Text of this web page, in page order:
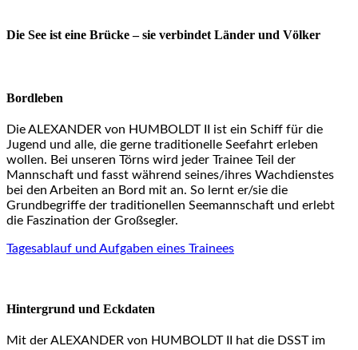
Die See ist eine Brücke – sie verbindet Länder und Völker
Bordleben
Die ALEXANDER von HUMBOLDT II ist ein Schiff für die
Jugend und alle, die gerne traditionelle Seefahrt erleben
wollen. Bei unseren Törns wird jeder Trainee Teil der
Mannschaft und fasst während seines/ihres Wachdienstes
bei den Arbeiten an Bord mit an. So lernt er/sie die
Grundbegriffe der traditionellen Seemannschaft und erlebt
die Faszination der Großsegler.
Tagesablauf und Aufgaben eines Trainees
Hintergrund und Eckdaten
Mit der ALEXANDER von HUMBOLDT II hat die DSST im